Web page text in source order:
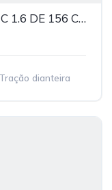
CITROEN DS3 VERSÃO SÓ CHIC 1.6 DE 156 CV
Tração dianteira